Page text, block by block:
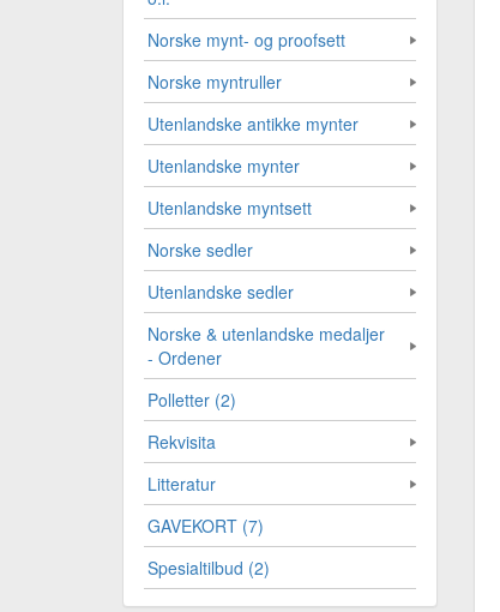
Norske mynt- og proofsett
Norske myntruller
Utenlandske antikke mynter
Utenlandske mynter
Utenlandske myntsett
Norske sedler
Utenlandske sedler
Norske & utenlandske medaljer
- Ordener
Polletter (2)
Rekvisita
Litteratur
GAVEKORT (7)
Spesialtilbud (2)